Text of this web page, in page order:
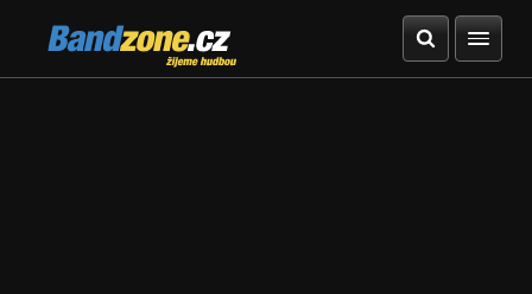
Bandzone.cz
žijeme hudbou